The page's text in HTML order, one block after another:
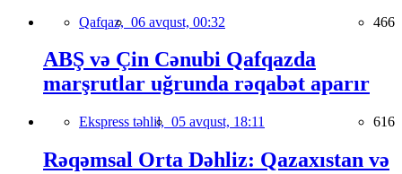
Qafqaz, 06 avqust, 00:32 466
ABŞ və Çin Cənubi Qafqazda
marşrutlar uğrunda rəqabət aparır
Ekspress təhlil, 05 avqust, 18:11 616
Rəqəmsal Orta Dəhliz: Qazaxıstan və